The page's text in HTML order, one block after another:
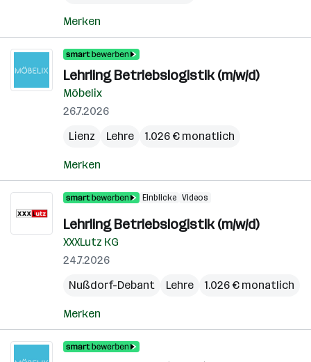
Merken
Lehrling Betriebslogistik (m/w/d)
Möbelix
26.7.2026
Lienz
Lehre 1.026 € monatlich
Merken
Einblicke Videos
Lehrling Betriebslogistik (m/w/d)
XXXLutz KG
24.7.2026
Nußdorf-Debant
Lehre 1.026 € monatlich
Merken